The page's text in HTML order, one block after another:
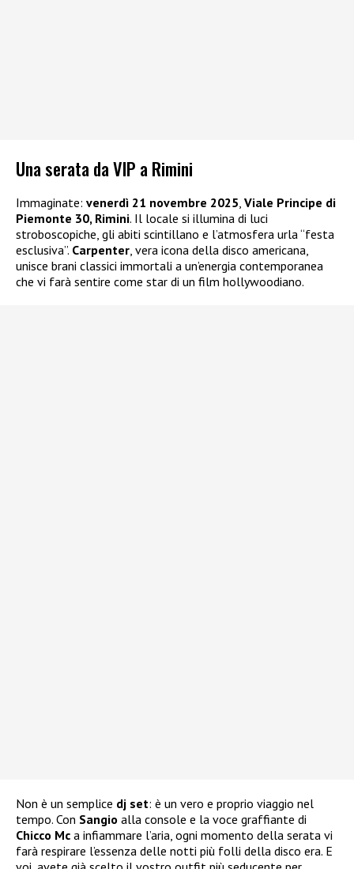
Una serata da VIP a Rimini
Immaginate: venerdì 21 novembre 2025 Viale Principe di
Piemonte 30, Rimini. Il locale si illumina di luci
stroboscopiche, gli abiti scintillano e l’atmosfera urla “festa
esclusiva”. Carpenter , vera icona della disco americana,
unisce brani classici immortali a un’energia contemporanea
che vi farà sentire come star di un film hollywoodiano.
Non è un semplice dj set: è un vero e proprio viaggio nel
tempo. Con Sangio alla console e la voce graffiante di
Chicco Mc a infiammare l’aria, ogni momento della serata vi
farà respirare l’essenza delle notti più folli della disco era. E